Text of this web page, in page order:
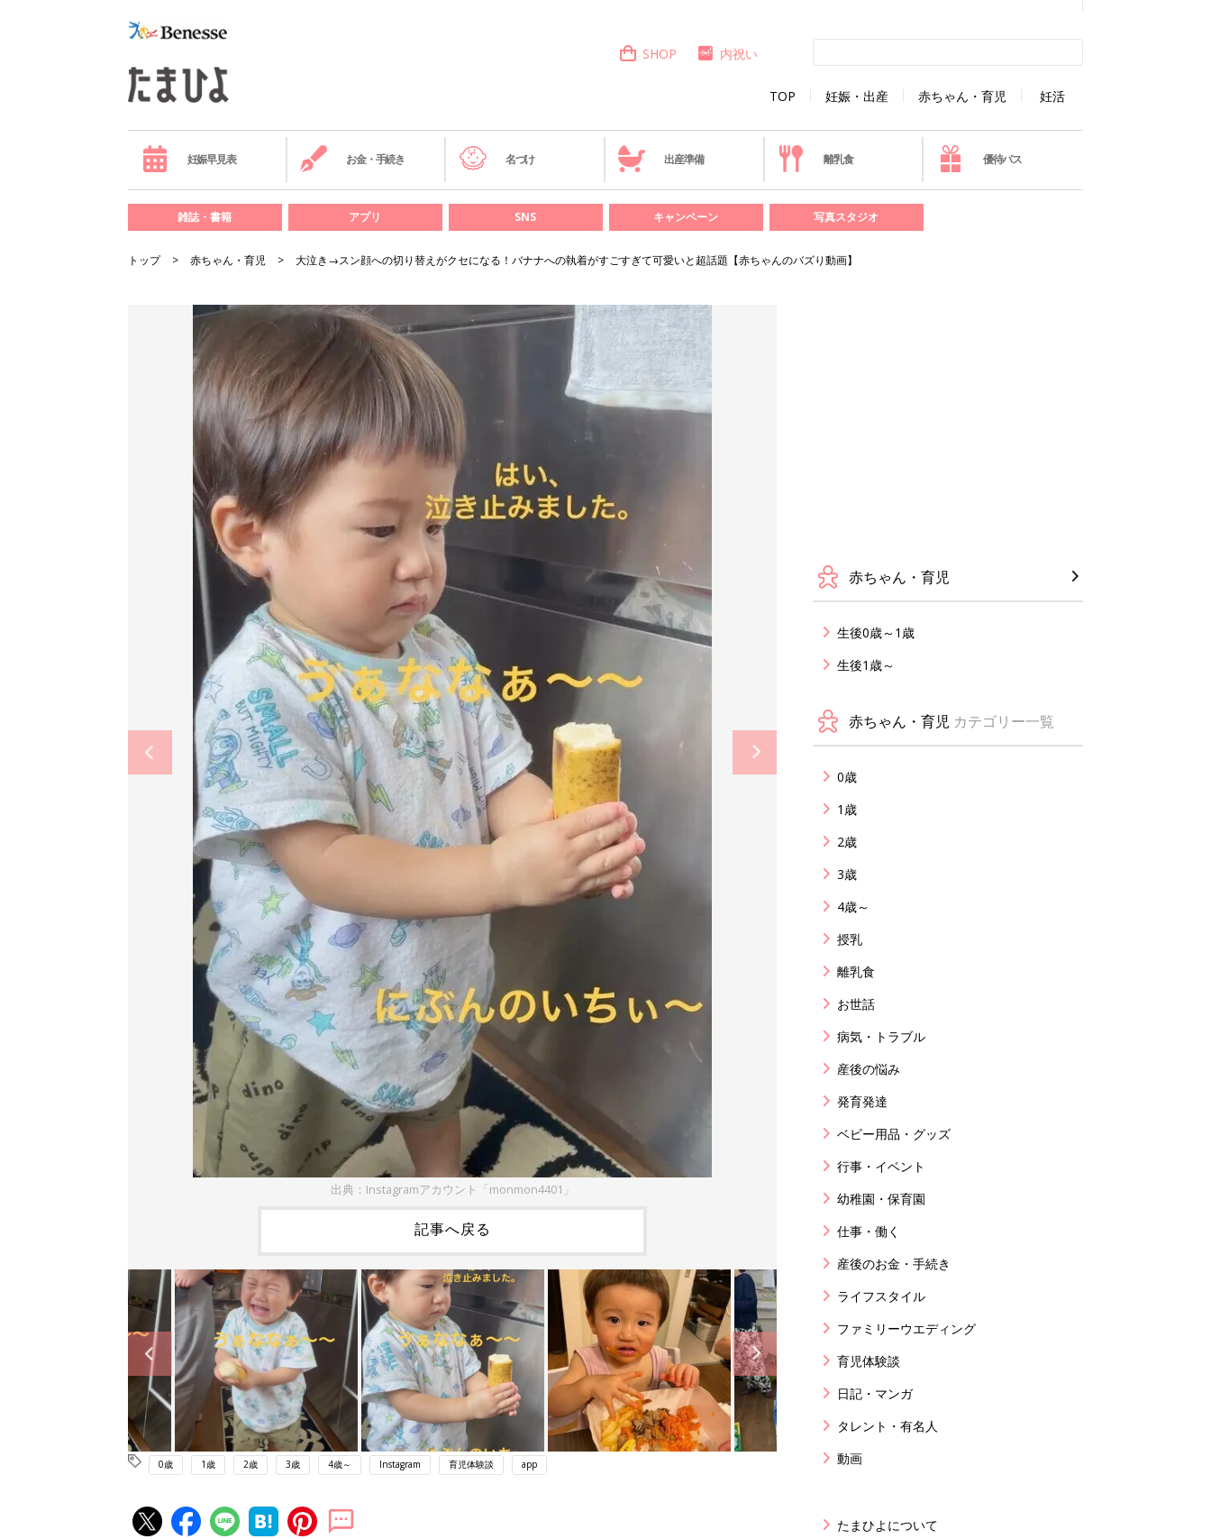
TOP 妊娠・出産 赤ちゃん・育児 妊活
SHOP 内祝い
妊娠早見表 お金・手続き 名づけ 出産準備 離乳食 優待パス
雑誌・書籍 アプリ SNS キャンペーン 写真スタジオ
トップ 赤ちゃん・育児 大泣き→スン顔への切り替えがクセになる！バナナへの執着がすごすぎて可愛いと超話題【赤ちゃんのバズり動画】
出典：Instagramアカウント「monmon4401」
記事へ戻る
0歳 1歳 2歳 3歳 4歳～ Instagram 育児体験談 app
赤ちゃん・育児
生後0歳～1歳
生後1歳～
赤ちゃん・育児 カテゴリー一覧
0歳
1歳
2歳
3歳
4歳～
授乳
離乳食
お世話
病気・トラブル
産後の悩み
発育発達
ベビー用品・グッズ
行事・イベント
幼稚園・保育園
仕事・働く
産後のお金・手続き
ライフスタイル
ファミリーウエディング
育児体験談
日記・マンガ
タレント・有名人
動画
たまひよについて